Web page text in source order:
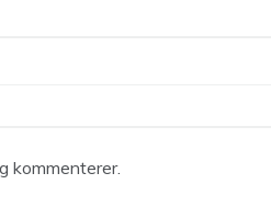
kommenterer.